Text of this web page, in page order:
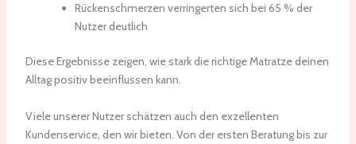
Rückenschmerzen verringerten sich bei 65 % der
Nutzer deutlich
Diese Ergebnisse zeigen, wie stark die richtige Matratze deinen
Alltag positiv beeinflussen kann.
Viele unserer Nutzer schätzen auch den exzellenten
Kundenservice, den wir bieten. Von der ersten Beratung bis zur